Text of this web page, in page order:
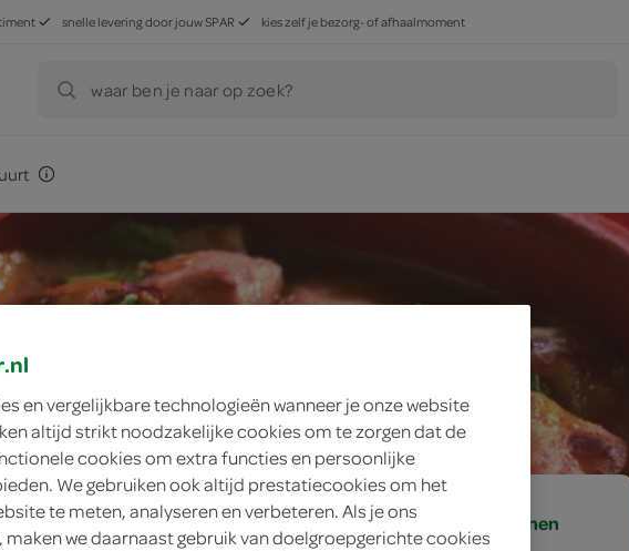
snelle levering door jouw SPAR kies zelf je bezorg- of afhaalmoment
waar ben je naar op zoek?
4 personen
en vergelijkbare technologieën wanneer je onze website
altijd strikt noodzakelijke cookies om te zorgen dat de
cookies om extra functies en persoonlijke
We gebruiken ook altijd prestatiecookies om het
te meten, analyseren en verbeteren. Als je ons
we daarnaast gebruik van doelgroepgerichte cookies